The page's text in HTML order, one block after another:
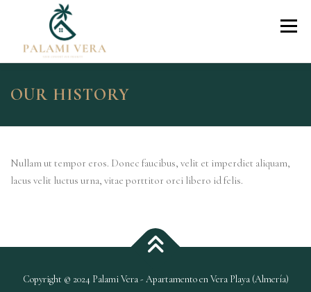
content
Menu
El Apartamento Reserva Online
OUR HISTORY
Nullam ut tempor eros. Donec faucibus, velit et imperdiet aliquam,
lacus velit luctus urna, vitae porttitor orci libero id felis.
Copyright © 2024 Palami Vera - Apartamento en Vera Playa (Almería)